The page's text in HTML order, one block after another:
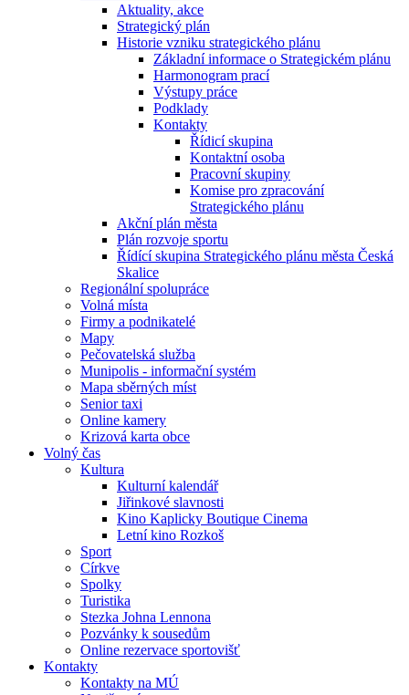
Aktuality, akce
Strategický plán
Historie vzniku strategického plánu
Základní informace o Strategickém plánu
Harmonogram prací
Výstupy práce
Podklady
Kontakty
Řídicí skupina
Kontaktní osoba
Pracovní skupiny
Komise pro zpracování
Strategického plánu
Akční plán města
Plán rozvoje sportu
Řídící skupina Strategického plánu města Česká
Skalice
Regionální spolupráce
Volná místa
Firmy a podnikatelé
Mapy
Pečovatelská služba
Munipolis - informační systém
Mapa sběrných míst
Senior taxi
Online kamery
Krizová karta obce
Volný čas
Kultura
Kulturní kalendář
Jiřinkové slavnosti
Kino Kaplicky Boutique Cinema
Letní kino Rozkoš
Sport
Církve
Spolky
Turistika
Stezka Johna Lennona
Pozvánky k sousedům
Online rezervace sportovišť
Kontakty
Kontakty na MÚ